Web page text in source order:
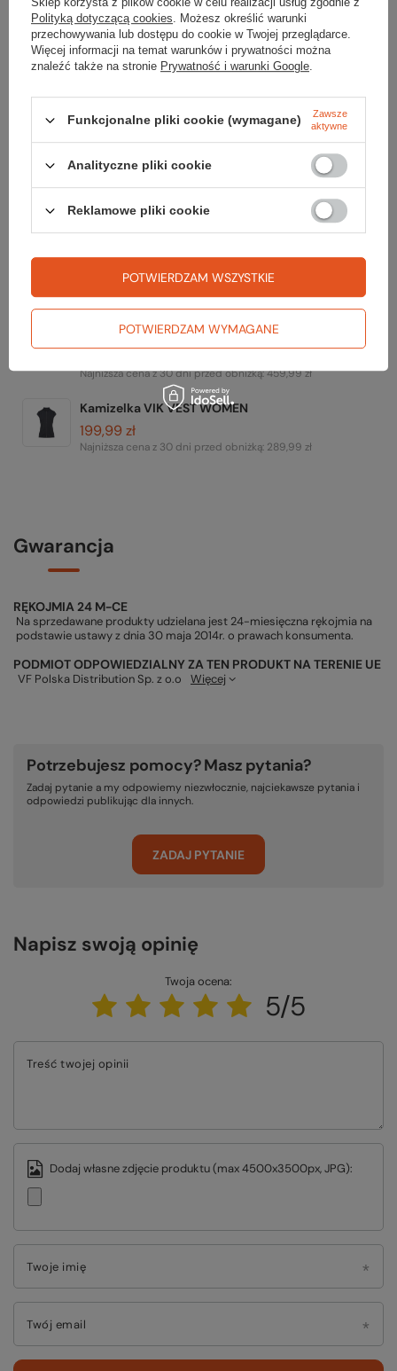
Koszulka z wełną merino KAMMWEG S/S WOMEN
199,99 zł
Najniższa cena z 30 dni przed obniżką: 219,99 zł
Koszulka CROSSTRAIL GRAPHIC T WOMEN
129,99 zł
Najniższa cena z 30 dni przed obniżką:149,99 zł
Koszulka z wełną CAPILENE COOL MERINO
299,99 zł
Najniższa cena z 30 dni przed obniżką:319,99 zł
Koszulka z wełną CLASSIC THERMAL MERINO
BASE LAYER CREW WOMEN
Najniższa cena z 30 dni przed obniżką:459,99 zł
Kamizelka VIK VEST WOMEN
199,99 zł
Najniższa cena z 30 dni przed obniżką: 289,99 zł
Gwarancja
RĘKOJMIA 24 M-CE
Na sprzedawane produkty udzielana jest 24-miesięczna rękojmia na
podstawie ustawy z dnia 30 maja 2014r. o prawach konsumenta.
PODMIOT ODPOWIEDZIALNY ZA TEN PRODUKT NA TERENIE UE
VF Polska Distribution Sp. z o.o Więcej
Potrzebujesz pomocy? Masz pytania?
Zadaj pytanie a my odpowiemy niezwłocznie, najciekawsze pytania i
odpowiedzi publikując dla innych.
ZADAJ PYTANIE
Napisz swoją opinię
Twoja ocena:
5/5
Treść twojej opinii
Dodaj własne zdjęcie produktu (max 4500x3500px, JPG):
Twoje imię
Twój email
Polityką dotyczącą cookies. Możesz określić warunki
przechowywania lub dostępu do cookie w Twojej przeglądarce.
Więcej informacji na temat warunków i prywatności można
znaleźć także na stronie Prywatność i warunki Google.
Funkcjonalne pliki cookie (wymagane)
Zawsze
aktywne
Analityczne pliki cookie
Reklamowe pliki cookie
POTWIERDZAM WYMAGANE
POTWIERDZAM WSZYSTKIE